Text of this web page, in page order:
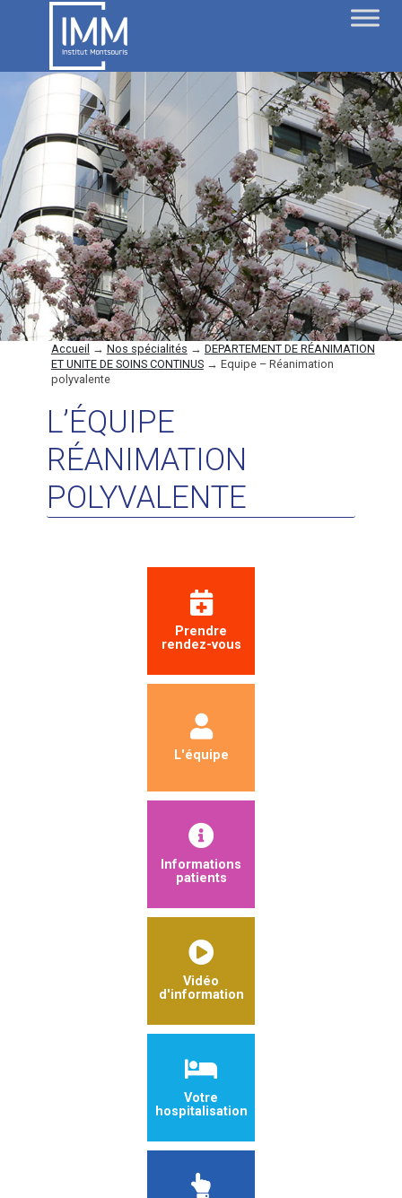
Accueil → Nos spécialités → DEPARTEMENT DE RÉANIMATION
ET UNITE DE SOINS CONTINUS→ Equipe – Réanimation
polyvalente
L’ÉQUIPE
RÉANIMATION
POLYVALENTE
Prendre
rendez-vous
L'équipe
Informations
patients
Vidéo
d'information
Votre
hospitalisation